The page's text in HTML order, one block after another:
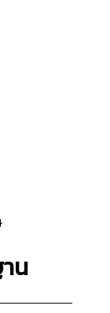
น